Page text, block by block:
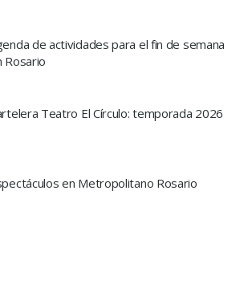
de actividades para el fin de semana
Rosario
Teatro El Círculo: temporada 2026
en Metropolitano Rosario